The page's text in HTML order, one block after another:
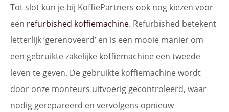
Tot slot kun je bij KoffiePartners ook nog kiezen voor
een refurbished koffiemachine. Refurbished betekent
letterlijk ‘gerenoveerd’ en is een mooie manier om
een gebruikte zakelijke koffiemachine een tweede
leven te geven. De gebruikte koffiemachine wordt
door onze monteurs uitvoerig gecontroleerd, waar
nodig gerepareerd en vervolgens opnieuw